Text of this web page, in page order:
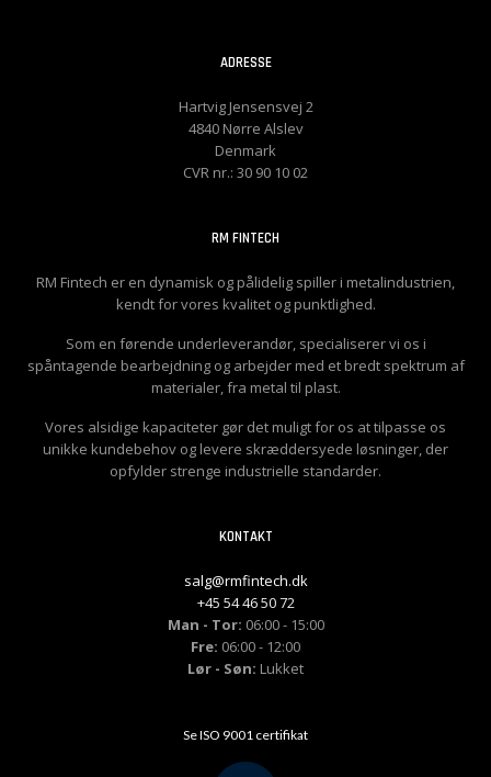
ADRESSE
Hartvig Jensensvej 2
4840 Nørre Alslev
Denmark
CVR nr.: 30 90 10 02
RM FINTECH
RM Fintech er en dynamisk og pålidelig spiller i metalindustrien,
kendt for vores kvalitet og punktlighed.
Som en førende underleverandør, specialiserer vi os i
spåntagende bearbejdning og arbejder med et bredt spektrum af
materialer, fra metal til plast.
Vores alsidige kapaciteter gør det muligt for os at tilpasse os
unikke kundebehov og levere skræddersyede løsninger, der
opfylder strenge industrielle standarder.
KONTAKT
salg@rmfintech.dk
+45 54 46 50 72
Man - Tor: 06:00 - 15:00
Fre: 06:00 - 12:00
Lør - Søn: Lukket
Se ISO 9001 certifikat